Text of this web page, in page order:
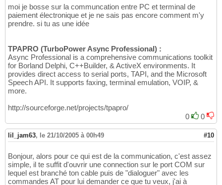
moi je bosse sur la communcation entre PC et terminal de
paiement électronique et je ne sais pas encore comment m'y
prendre. si tu as une idée
TPAPRO (TurboPower Async Professional) :
Async Professional is a comprehensive communications toolkit
for Borland Delphi, C++Builder, & ActiveX environments. It
provides direct access to serial ports, TAPI, and the Microsoft
Speech API. It supports faxing, terminal emulation, VOIP, &
more.
http://sourceforge.net/projects/tpapro/
0
0
lil_jam63, le 21/10/2005 à 00h49 #10
Bonjour, alors pour ce qui est de la communication, c'est assez
simple, il te suffit d'ouvrir une connection sur le port COM sur
lequel est branché ton cable puis de "dialoguer" avec les
commandes AT pour lui demander ce que tu veux, j'ai à